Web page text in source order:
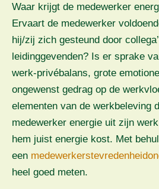
Waar krijgt de medewerker
Ervaart de medewerker
hij/zij zich gesteund door
leidinggevenden? Is er sprake
werk-privébalans, grote
ongewenst gedrag op de
elementen van de werkbeleving
medewerker energie uit zijn
hem juist energie kost. Met
een
heel goed meten.